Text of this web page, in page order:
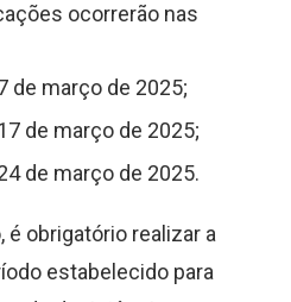
ocorrerão nas
de março de 2025;
de março de 2025;
de março de 2025.
obrigatório realizar a
estabelecido para